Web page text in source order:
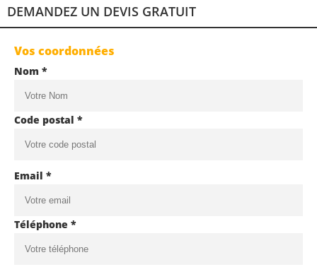
DEMANDEZ UN DEVIS GRATUIT
Vos coordonnées
Nom *
Code postal *
Email *
Téléphone *